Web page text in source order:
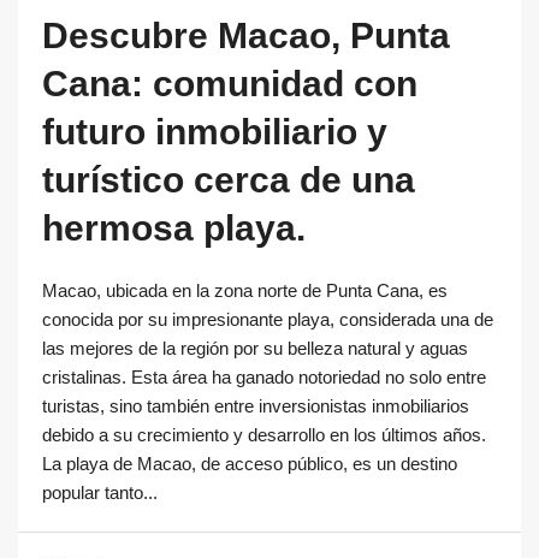
Descubre Macao, Punta
Cana: comunidad con
futuro inmobiliario y
turístico cerca de una
hermosa playa.
Macao, ubicada en la zona norte de Punta Cana, es
conocida por su impresionante playa, considerada una de
las mejores de la región por su belleza natural y aguas
cristalinas. Esta área ha ganado notoriedad no solo entre
turistas, sino también entre inversionistas inmobiliarios
debido a su crecimiento y desarrollo en los últimos años.
La playa de Macao, de acceso público, es un destino
popular tanto...